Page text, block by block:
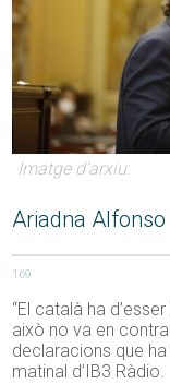
Imatge d'arxiu.
Ariadna Alfonso
169
“El català ha
això no va en
declaracions que
matinal d’IB3 Ràdio.